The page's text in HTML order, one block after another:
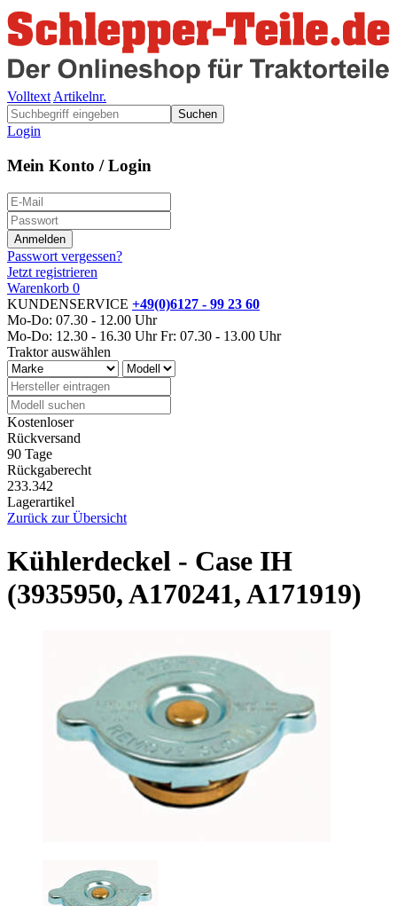
Volltext Artikelnr.
Suchen
Login
Mein Konto / Login
Passwort vergessen?
Jetzt registrieren
Warenkorb 0
KUNDENSERVICE +49(0)6127 - 99 23 60
Mo-Do: 07.30 - 12.00 Uhr
Mo-Do: 12.30 - 16.30 Uhr Fr: 07.30 - 13.00 Uhr
Traktor auswählen
Kostenloser
Rückversand
90 Tage
Rückgaberecht
233.342
Lagerartikel
Zurück zur Übersicht
Kühlerdeckel - Case IH
(3935950, A170241, A171919)